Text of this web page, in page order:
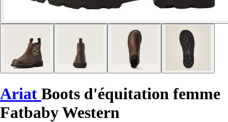
Ariat Boots d'équitation femme
Fatbaby Western